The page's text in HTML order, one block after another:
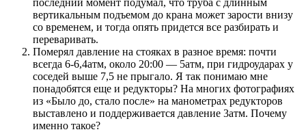
вертикальным подъемом до крана может зарости внизу
со временем, и тогда опять придется все разбирать и
переваривать.
Померял давление на стояках в разное время: почти
всегда 6-6,4атм, около 20:00 — 5атм, при гидроударах у
соседей выше 7,5 не прыгало. Я так понимаю мне
понадобятся еще и редукторы? На многих фотографиях
из «Было до, стало после» на манометрах редукторов
выставлено и поддерживается давление 3атм. Почему
именно такое?